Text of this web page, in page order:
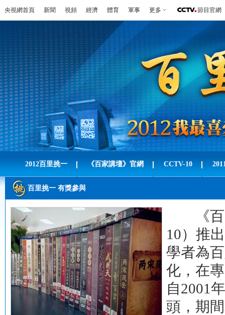
央視網首頁 新聞 視頻 經濟 體育 軍事 更多 節目官網
2012百里挑一 《百家講壇》官網 CCTV-10
百里挑一 有獎參與
《百家
10）推
學者為
化，在
自2001
頭，期